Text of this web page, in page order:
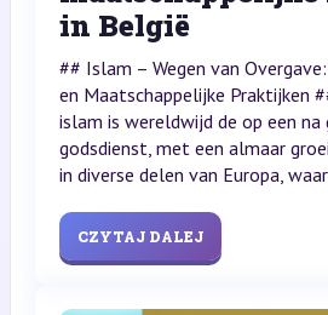
in België
## Islam – Wegen van
en Maatschappelijke Praktijken
islam is wereldwijd de op een
godsdienst, met een almaar
in diverse delen van Europa,
CZYTAJ DALEJ